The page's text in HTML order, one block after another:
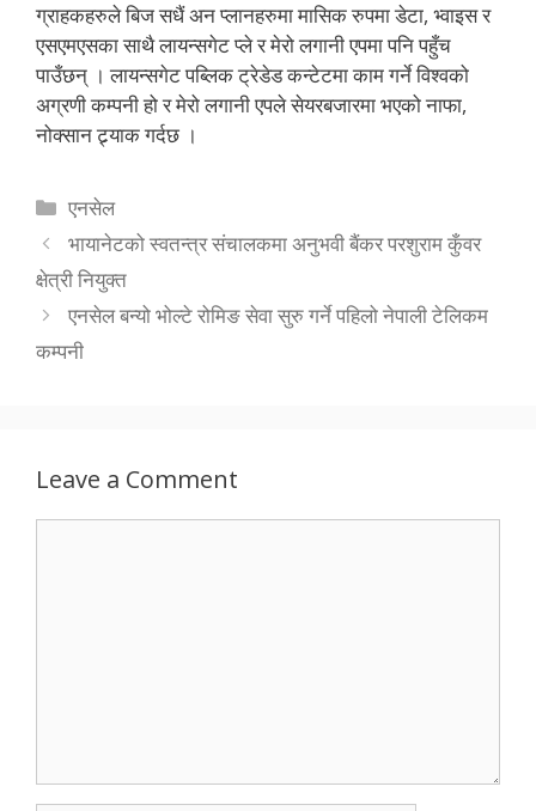
ग्राहकहरुले बिज सधैं अन प्लानहरुमा मासिक रुपमा डेटा, भ्वाइस र
एसएमएसका साथै लायन्सगेट प्ले र मेरो लगानी एपमा पनि पहुँच
पाउँछन् । लायन्सगेट पब्लिक ट्रेडेड कन्टेटमा काम गर्ने विश्वको
अग्रणी कम्पनी हो र मेरो लगानी एपले सेयरबजारमा भएको नाफा,
नोक्सान ट्र्याक गर्दछ ।
Categories
एनसेल
भायानेटको स्वतन्त्र संचालकमा अनुभवी बैंकर परशुराम कुँवर
क्षेत्री नियुक्त
एनसेल बन्यो भोल्टे रोमिङ सेवा सुरु गर्ने पहिलो नेपाली टेलिकम
कम्पनी
Leave a Comment